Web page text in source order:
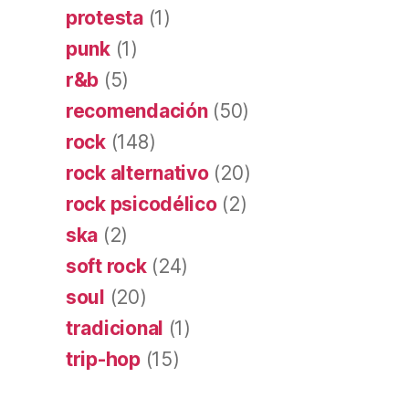
protesta(1)
punk(1)
r&b (5)
recomendación(50)
rock(148)
rock alternativo(20)
rock psicodélico(2)
ska (2)
soft rock(24)
soul (20)
tradicional (1)
trip-hop(15)